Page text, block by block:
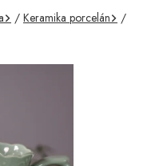
/ Keramika porcelán
/